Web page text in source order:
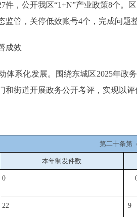
件，公开我区“1+N”产业政策8个。
监管，关停低效账号4个，完成问题
成效
系化发展。围绕东城区2025年政
街道开展政务公开考评，实现以
第二十条第
本年制发件数
0
22 9